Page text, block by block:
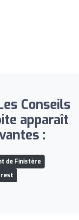
Conseils
apparaît
:
de Finistère